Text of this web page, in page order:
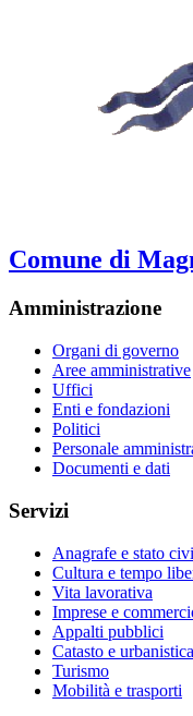
Comune di
Amministrazione
Organi di governo
Aree amministrative
Uffici
Enti e fondazioni
Politici
Personale
Documenti e dati
Servizi
Anagrafe e stato
Cultura e tempo
Vita lavorativa
Imprese e
Appalti pubblici
Catasto e urbanistica
Turismo
Mobilità e trasporti